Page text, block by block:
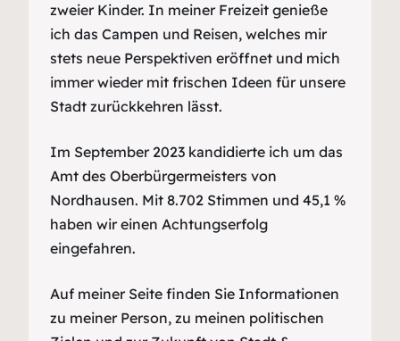
zweier Kinder. In meiner Freizeit genieße
ich das Campen und Reisen, welches mir
stets neue Perspektiven eröffnet und mich
immer wieder mit frischen Ideen für unsere
Stadt zurückkehren lässt.
Im September 2023 kandidierte ich um das
Amt des Oberbürgermeisters von
Nordhausen. Mit 8.702 Stimmen und 45,1 %
haben wir einen Achtungserfolg
eingefahren.
Auf meiner Seite finden Sie Informationen
zu meiner Person, zu meinen politischen